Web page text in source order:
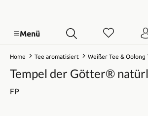
Menü
Home Tee aromatisiert Weißer Tee & Oolong
Tempel der Götter®
FP